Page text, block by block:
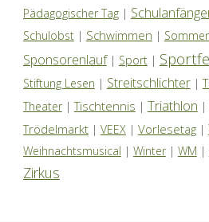
Pädagogischer Tag|
Schulobst| Schwimmen |
Sponsorenlauf| Sport|
Stiftung Lesen | Streitschlichter|
Theater|Tischtennis | Triathlon |
Trödelmarkt| VEEX| Vorlesetag|
Weihnachtsmusical | Winter| WM |
Zirkus